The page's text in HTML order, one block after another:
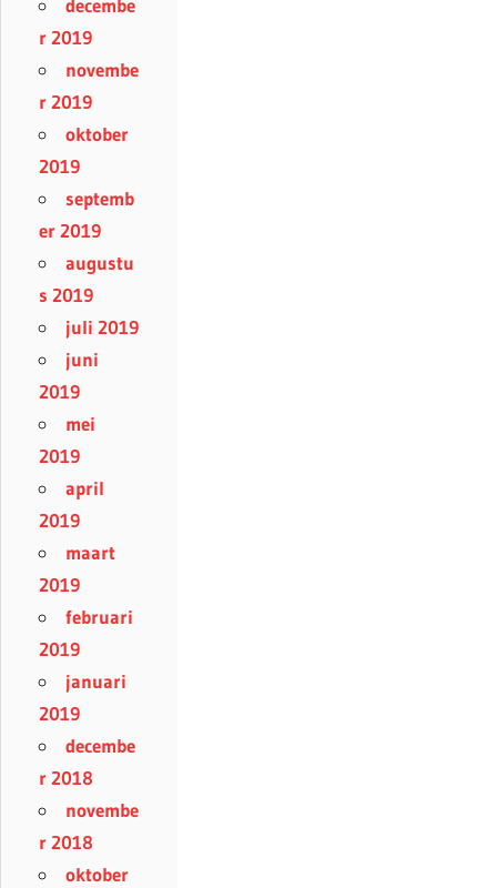
decembe
r 2019
novembe
r 2019
oktober
2019
septemb
er 2019
augustu
s 2019
juli 2019
juni
2019
mei
2019
april
2019
maart
2019
februari
2019
januari
2019
decembe
r 2018
novembe
r 2018
oktober